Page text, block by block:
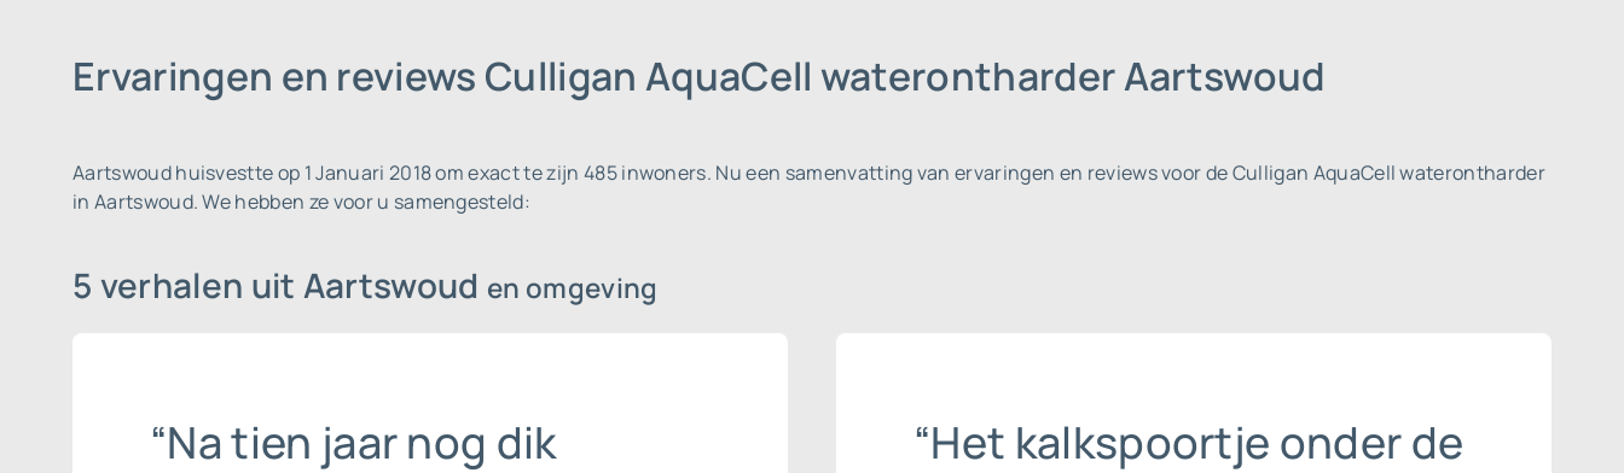
Ervaringen en reviews Culligan AquaCell waterontharder Aartswoud
Aartswoud huisvestte op 1 Januari 2018 om exact te zijn 485 inwoners. Nu een samenvatting van ervaringen en reviews voor de Culligan AquaCell waterontharder
in Aartswoud. We hebben ze voor u samengesteld:
5 verhalen uit Aartswoud en omgeving
“Na tien jaar nog dik
“Het kalkspoortje onder de